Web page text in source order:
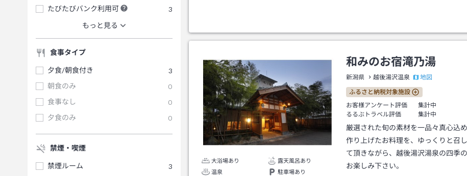
たびたびバンク利用可
3
もっと見る
食事タイプ
夕食/朝食付き
3
朝食のみ
0
食事なし
0
夕食のみ
0
禁煙・喫煙
禁煙ルーム
3
大浴場あり
露天風呂あり
温泉
駐車場あり
和みのお宿滝乃湯
新潟県 越後湯沢温泉 地図
ふるさと納税対象施設
お客様アンケート評価
集計中
るるぶトラベル評価
集計中
厳選された旬の素材を一品々真心込
作り上げたお料理を、ゆっくりと召
て頂きながら、越後湯沢湯泉の四季
お楽しみ下さい。